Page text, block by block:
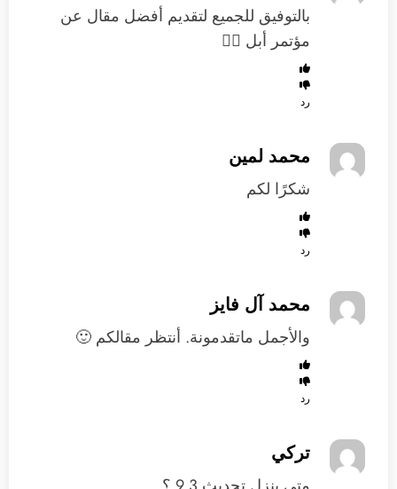
بالتوفيق للجميع لتقديم أفضل مقال عن
مؤتمر أبل 👍🏻
رد
محمد لمين
شكرًا لكم
رد
محمد آل فايز
والأجمل ماتقدمونة. أنتظر مقالكم 🙂
رد
تركي